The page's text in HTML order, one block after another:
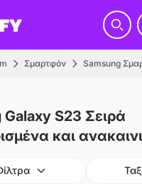
Σμαρτφόν Samsung
Galaxy S23 Σειρά
και